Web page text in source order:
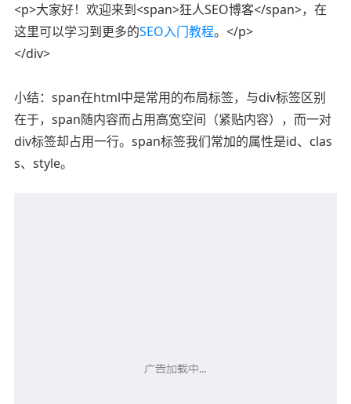
<p>大家好！欢迎来到<span>狂人SEO博客</span>，在
这里可以学习到更多的SEO入门教程。</p>
</div>
小结：span在html中是常用的布局标签，与div标签区别
在于，span随内容而占用高宽空间（紧贴内容），而一对
div标签却占用一行。span标签我们常加的属性是id、clas
s、style。